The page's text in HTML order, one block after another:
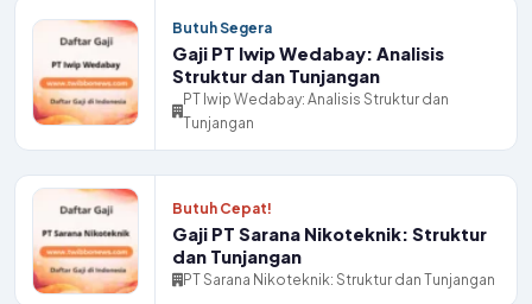
Butuh Segera
Gaji PT Iwip Wedabay: Analisis
Struktur dan Tunjangan
PT Iwip Wedabay: Analisis Struktur dan
Tunjangan
Butuh Cepat!
Gaji PT Sarana Nikoteknik: Struktur
dan Tunjangan
PT Sarana Nikoteknik: Struktur dan Tunjangan